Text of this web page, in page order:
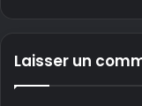
Laisser un